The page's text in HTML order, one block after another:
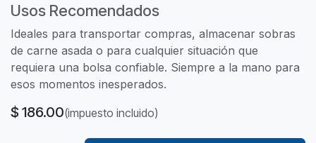
Usos Recomendados
Ideales para transportar compras, almacenar sobras
de carne asada o para cualquier situación que
requiera una bolsa confiable. Siempre a la mano para
esos momentos inesperados.
$ 186.00(impuesto incluido)